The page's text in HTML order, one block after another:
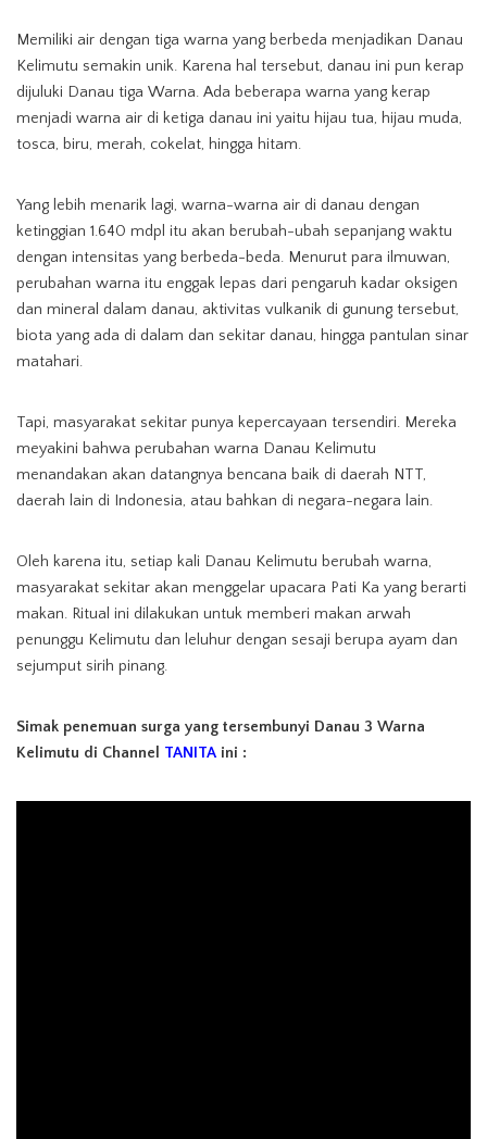
Memiliki air dengan tiga warna yang berbeda menjadikan Danau
Kelimutu semakin unik. Karena hal tersebut, danau ini pun kerap
dijuluki Danau tiga Warna. Ada beberapa warna yang kerap
menjadi warna air di ketiga danau ini yaitu hijau tua, hijau muda,
tosca, biru, merah, cokelat, hingga hitam.
Yang lebih menarik lagi, warna-warna air di danau dengan
ketinggian 1.640 mdpl itu akan berubah-ubah sepanjang waktu
dengan intensitas yang berbeda-beda. Menurut para ilmuwan,
perubahan warna itu enggak lepas dari pengaruh kadar oksigen
dan mineral dalam danau, aktivitas vulkanik di gunung tersebut,
biota yang ada di dalam dan sekitar danau, hingga pantulan sinar
matahari.
Tapi, masyarakat sekitar punya kepercayaan tersendiri. Mereka
meyakini bahwa perubahan warna Danau Kelimutu
menandakan akan datangnya bencana baik di daerah NTT,
daerah lain di Indonesia, atau bahkan di negara-negara lain.
Oleh karena itu, setiap kali Danau Kelimutu berubah warna,
masyarakat sekitar akan menggelar upacara Pati Ka yang berarti
makan. Ritual ini dilakukan untuk memberi makan arwah
penunggu Kelimutu dan leluhur dengan sesaji berupa ayam dan
sejumput sirih pinang.
Simak penemuan surga yang tersembunyi Danau 3 Warna
Kelimutu di Channel TANITA ini :